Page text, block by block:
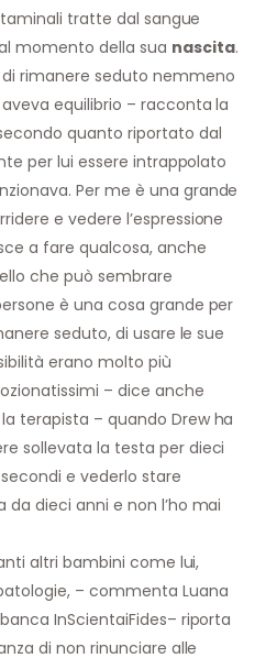
tratte dal sangue
momento della sua nascita.
di rimanere seduto nemmeno
equilibrio – racconta la
quanto riportato dal
per lui essere intrappolato
Per me è una grande
e vedere l’espressione
a fare qualcosa, anche
che può sembrare
è una cosa grande per
seduto, di usare le sue
erano molto più
– dice anche
terapista – quando Drew ha
sollevata la testa per dieci
e vederlo stare
dieci anni e non l’ho mai
altri bambini come lui,
– commenta Luana
InScientaiFides– riporta
di non rinunciare alle